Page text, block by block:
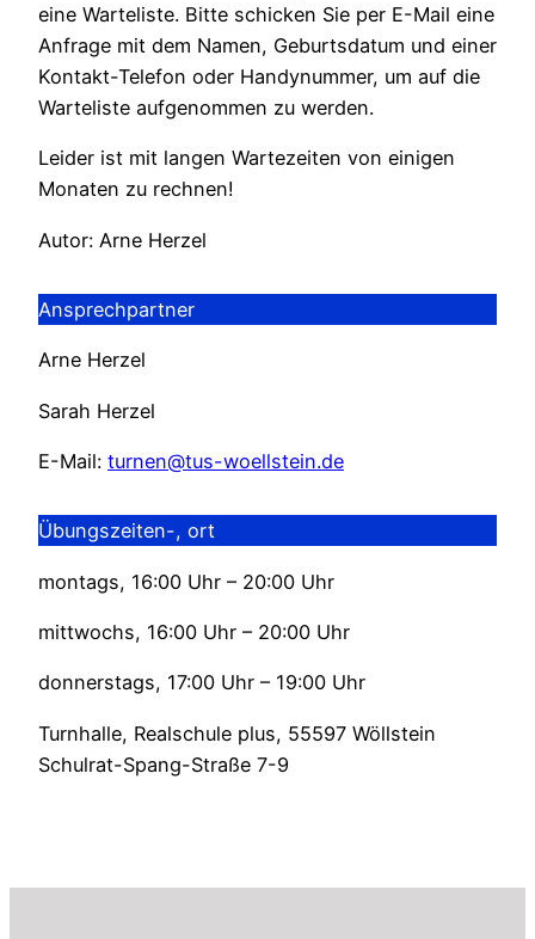
eine Warteliste. Bitte schicken Sie per E-Mail eine
Anfrage mit dem Namen, Geburtsdatum und einer
Kontakt-Telefon oder Handynummer, um auf die
Warteliste aufgenommen zu werden.
Leider ist mit langen Wartezeiten von einigen
Monaten zu rechnen!
Autor: Arne Herzel
Ansprechpartner
Arne Herzel
Sarah Herzel
E-Mail: turnen@tus-woellstein.de
Übungszeiten-, ort
montags, 16:00 Uhr – 20:00 Uhr
mittwochs, 16:00 Uhr – 20:00 Uhr
donnerstags, 17:00 Uhr – 19:00 Uhr
Turnhalle, Realschule plus, 55597 Wöllstein
Schulrat-Spang-Straße 7-9